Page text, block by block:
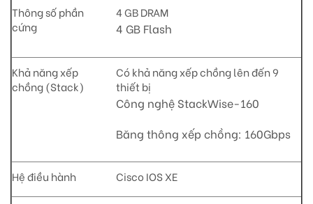
Thông số phần
cứng
4 GB DRAM
4 GB Flash
Khả năng xếp
chồng (Stack)
Có khả năng xếp chồng lên đến 9
thiết bị
Công nghệ StackWise-160
Băng thông xếp chồng: 160Gbps
Hệ điều hành Cisco IOS XE